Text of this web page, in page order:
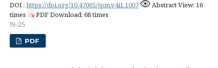
DOI : https://doi.org/10.47065/jpm.v4i1.1007
Abstract View: 16
times
PDF Download: 68 times
19-25
PDF